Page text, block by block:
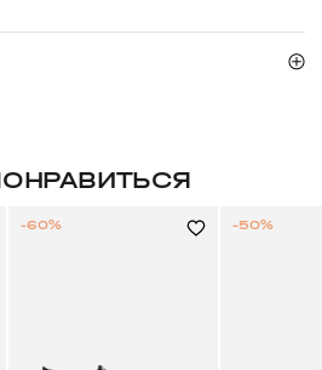
-60% -50%